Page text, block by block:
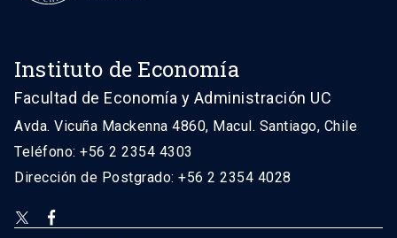
Instituto de Economía
Facultad de Economía y Administración UC
Avda. Vicuña Mackenna 4860, Macul. Santiago, Chile
Teléfono: +56 2 2354 4303
Dirección de Postgrado: +56 2 2354 4028